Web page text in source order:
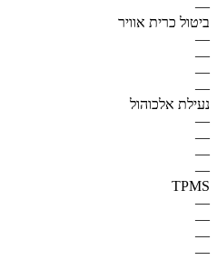
—
ביטול כרית אוויר
—
—
—
—
נעילת אלכוהול
—
—
—
—
TPMS
—
—
—
—